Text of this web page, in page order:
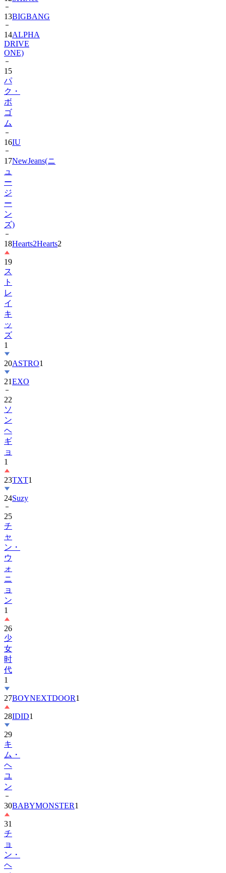
14ALPHA
DRIVE
ONE)
15
パ
ク・
ボ
ゴ
ム
16
17NewJeans(ニ
ュ
ー
ジ
ー
ン
ズ)
18Hearts2Hearts
19
ス
ト
レ
イ
キ
ッ
ズ
1
20
21EXO
22
ソ
ン
ヘ
ギ
ョ
1
23
24Suzy
25
チ
ャ
ン・
ウ
ォ
ニ
ョ
ン
1
26
少
女
时
代
1
27
28IDID1
29
キ
ム・
ヘ
ユ
ン
30
31
チ
ョ
ン・
ヘ
イ
ン